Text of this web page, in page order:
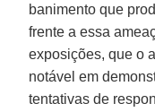
banimento que
frente a essa
exposições, que o
notável em
tentativas de